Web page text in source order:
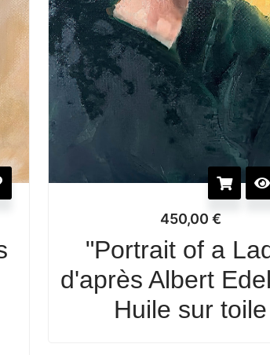
450,00 €
"Portrait of a
d'après Albert
Huile sur toile